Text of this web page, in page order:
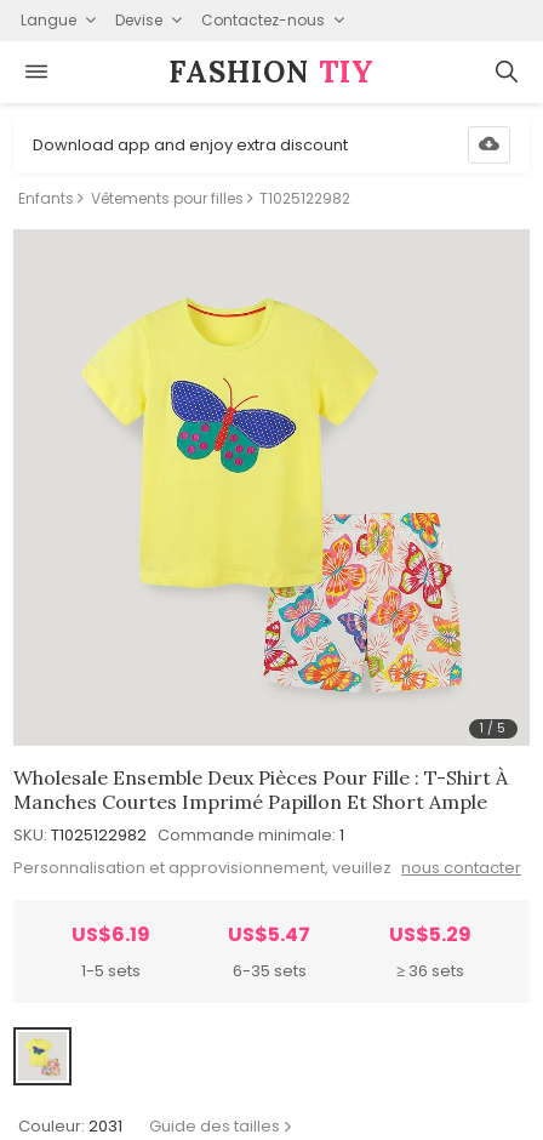
Langue Devise Contactez-nous
FASHION⁠ TIY
Download app and enjoy extra discount
Enfants Vêtements pour filles T1025122982
1 / 5
Wholesale Ensemble Deux Pièces Pour Fille : T-Shirt À
Manches Courtes Imprimé Papillon Et Short Ample
SKU: T1025122982 Commande minimale: 1
Personnalisation et approvisionnement, veuillez nous contacter
US$6.19
1-5 sets
US$5.47
6-35 sets
US$5.29
≥ 36 sets
Couleur: 2031 Guide des tailles